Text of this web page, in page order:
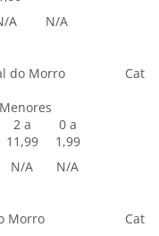
A N/A
do Morro Cat
Menores
2 a
11,99
0 a
1,99
N/A N/A
Morro Cat